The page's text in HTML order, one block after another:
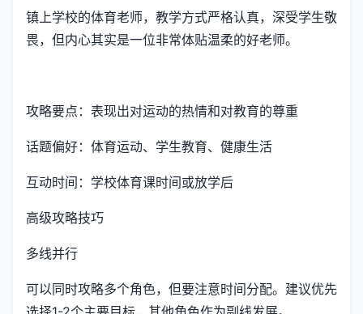
镇上学校的体育老师，教学方式严格认真，深受学生敬
畏，但内心其实是一位非常体贴温柔的好老师。
攻略要点：表现出对运动的热情和对教育的尊重
话题偏好：体育运动、学生教育、健康生活
互动时间：学校体育课时间或放学后
高级攻略技巧
多线并行
可以同时攻略多个角色，但要注意时间分配。建议优先